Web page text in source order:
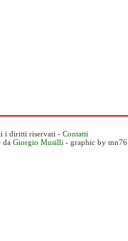
i diritti riservati - Contatti
da Giorgio Musilli - graphic by mn76